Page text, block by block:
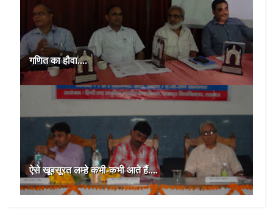
गणित का हौवा....
ऐसे खूबसूरत लम्‍हे कभी-कभी आते हैं....